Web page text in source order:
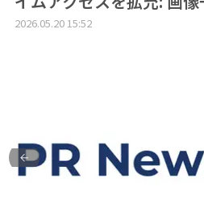
出版物
2026.05.20 15:52
前